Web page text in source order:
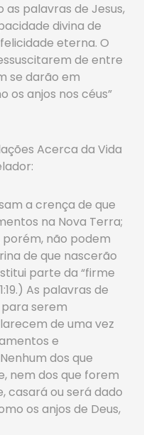
palavras de Jesus,
divina de
eterna. O
de entre
se darão em
os anjos nos céus”
Acerca da Vida
a crença de que
na Nova Terra;
porém, não podem
de que nascerão
parte da “firme
As palavras de
serem
de uma vez
e
dos que
nem dos que forem
casará ou será dado
os anjos de Deus,